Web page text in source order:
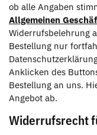
ob alle Angaben
Allgemeinen
Widerrufsbelehrung
Bestellung nur
Anklicken des
Bestellung an uns.
Angebot ab.
Widerrufsrecht